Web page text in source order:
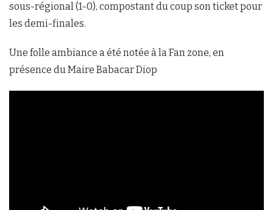
sous-régional (1-0), compostant du coup son ticket pour
les demi-finales.
Une folle ambiance a été notée à la Fan zone, en
présence du Maire Babacar Diop